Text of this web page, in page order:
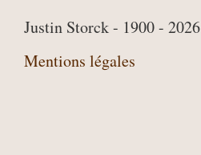
Justin Storck - 1900 - 2026
Mentions légales